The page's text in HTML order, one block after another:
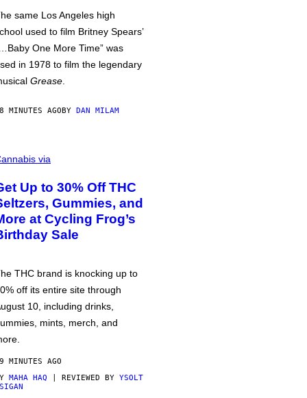
same Los Angeles high
used to film Britney Spears’
One More Time” was
in 1978 to film the legendary
Grease
MINUTES AGOBY DAN MILAM
via
Up to 30% Off THC
Gummies, and
at Cycling Frog’s
Sale
THC brand is knocking up to
off its entire site through
10, including drinks,
mints, merch, and
MINUTES AGO
MAHA HAQ | REVIEWED BY YSOLT